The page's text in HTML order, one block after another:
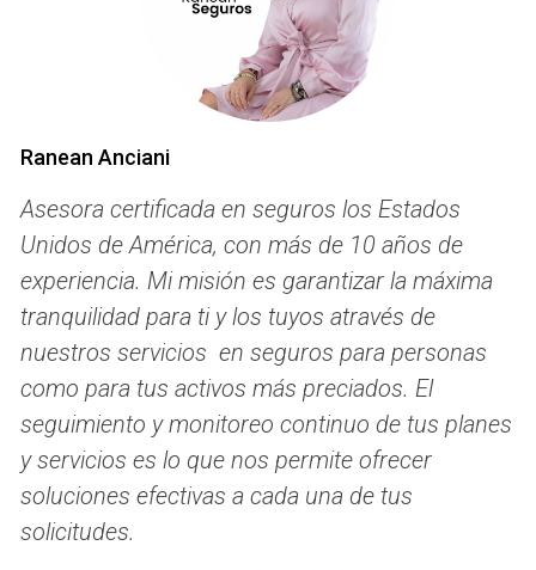
Aseguradoras Reconocidas
Cuando se trata de elegir un seguro médico de viaje, hay
varias opciones destacadas en el mercado. A
continuación, exploraremos tres compañías reconocidas
Caso de Estudio 1: Allianz Global Assistance
Allianz Global Assistance es una de las aseguradoras más
populares en el ámbito del seguro médico de viaje. Con
una variedad de planes que se adaptan a diferentes
necesidades y presupuestos, Allianz ha demostrado ser
una opción sólida para los viajeros. Un ejemplo notable es
el caso de Laura, quien viajó a Europa y sufrió una fractura
en su tobillo. Gracias a su póliza con Allianz, Laura pudo
Ranean Anciani
Asesora certificada en seguros los Estados
Unidos de América, con más de 10 años de
experiencia. Mi misión es garantizar la máxima
tranquilidad para ti y los tuyos através de
nuestros servicios en seguros para personas
como para tus activos más preciados. El
seguimiento y monitoreo continuo de tus planes
y servicios es lo que nos permite ofrecer
soluciones efectivas a cada una de tus
solicitudes.